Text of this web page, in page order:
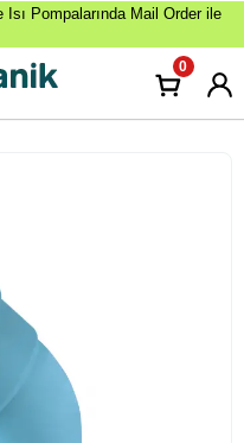
Pompalarında Mail Order ile
0